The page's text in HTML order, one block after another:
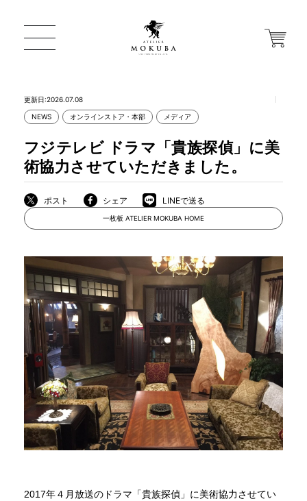
店舗から探す
一枚板 ATELIER MOKUBA HOME
MOKUBA について
商品情報
直営店
イベント
更新日:2026.07.08
NEWS オンラインストア・本部 メディア
フジテレビ ドラマ「貴族探偵」に美
術協力させていただきました。
ポスト シェア LINEで送る
一枚板 ATELIER MOKUBA HOME
2017年４月放送のドラマ「貴族探偵」に美術協力させてい